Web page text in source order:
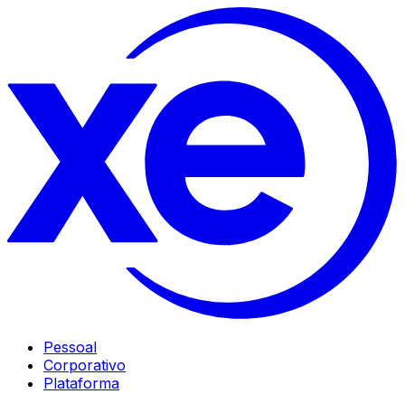
Pessoal
Corporativo
Plataforma